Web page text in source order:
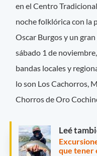
en el Centro
noche folklórica con la
Oscar Burgos y un gran
sábado 1 de
bandas locales y
lo son Los Cachorros,
Chorros de Oro
Leé
que tener